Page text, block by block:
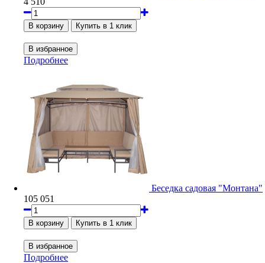
Подробнее
Беседка садовая "Монтана"
105 051
Подробнее